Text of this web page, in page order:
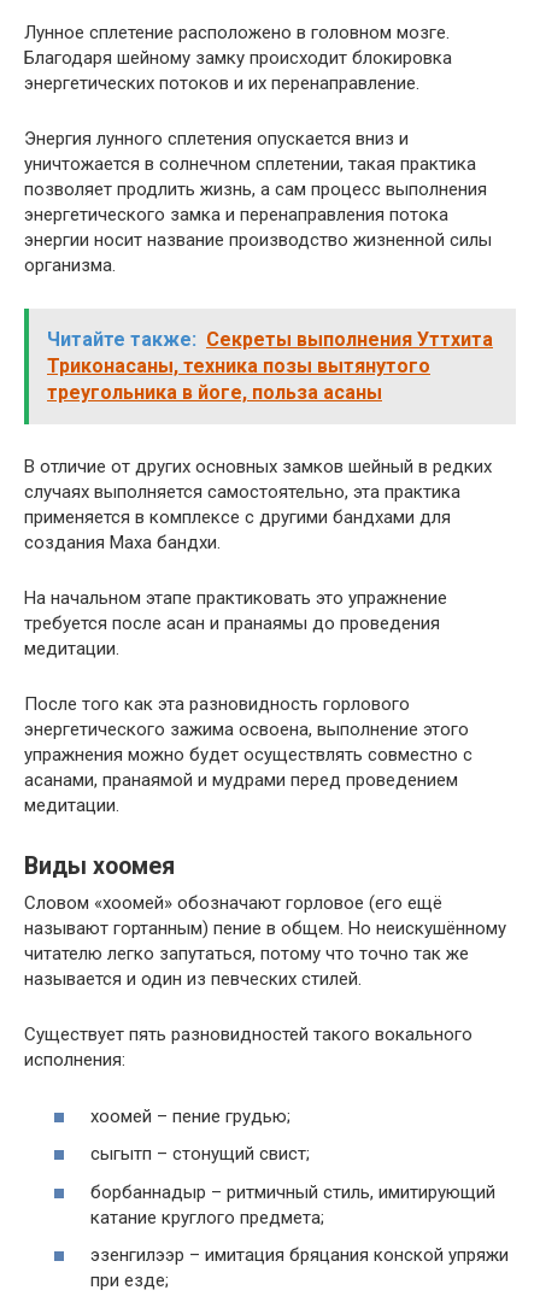
Лунное сплетение расположено в головном мозге.
Благодаря шейному замку происходит блокировка
энергетических потоков и их перенаправление.
Энергия лунного сплетения опускается вниз и
уничтожается в солнечном сплетении, такая практика
позволяет продлить жизнь, а сам процесс выполнения
энергетического замка и перенаправления потока
энергии носит название производство жизненной силы
организма.
Читайте также: Секреты выполнения Уттхита
Триконасаны, техника позы вытянутого
треугольника в йоге, польза асаны
В отличие от других основных замков шейный в редких
случаях выполняется самостоятельно, эта практика
применяется в комплексе с другими бандхами для
создания Маха бандхи.
На начальном этапе практиковать это упражнение
требуется после асан и пранаямы до проведения
медитации.
После того как эта разновидность горлового
энергетического зажима освоена, выполнение этого
упражнения можно будет осуществлять совместно с
асанами, пранаямой и мудрами перед проведением
медитации.
Виды хоомея
Словом «хоомей» обозначают горловое (его ещё
называют гортанным) пение в общем. Но неискушённому
читателю легко запутаться, потому что точно так же
называется и один из певческих стилей.
Существует пять разновидностей такого вокального
исполнения:
хоомей – пение грудью;
сыгытп – стонущий свист;
борбаннадыр – ритмичный стиль, имитирующий
катание круглого предмета;
эзенгилээр – имитация бряцания конской упряжи
при езде;